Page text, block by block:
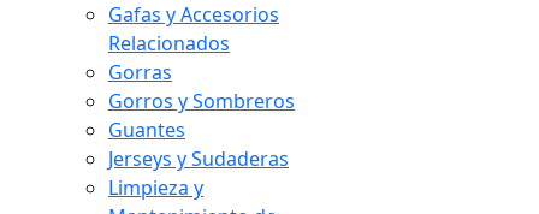
Gafas y Accesorios
Relacionados
Gorras
Gorros y Sombreros
Guantes
Jerseys y Sudaderas
Limpieza y